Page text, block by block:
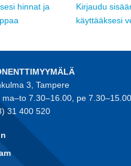
hinnat ja
Kirjaudu
käyttääksesi
3, Tampere
ma–to 7.30–16.00, pe 7.30–15.00
31 400 520